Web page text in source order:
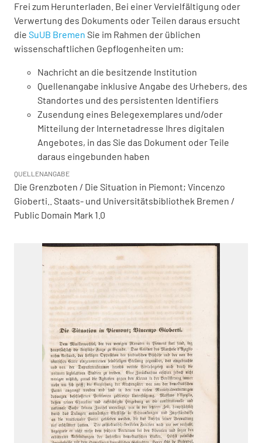
Frei zum Herunterladen. Bei einer Vervielfältigung oder
Verwertung des Dokuments oder Teilen daraus ersucht
die SuUB Bremen Sie im Rahmen der üblichen
wissenschaftlichen Gepflogenheiten um:
Nachricht an die besitzende Institution
Quellenangabe inklusive Angabe des Urhebers, des
Standortes und des persistenten Identifiers
Zusendung eines Belegexemplares und/oder
Mitteilung der Internetadresse Ihres digitalen
Angebotes, in das Sie das Dokument oder Teile
daraus eingebunden haben
QUELLENANGABE
Die Grenzboten / Die Situation in Piemont; Vincenzo
Gioberti.. Staats- und Universitätsbibliothek Bremen /
Public Domain Mark 1.0